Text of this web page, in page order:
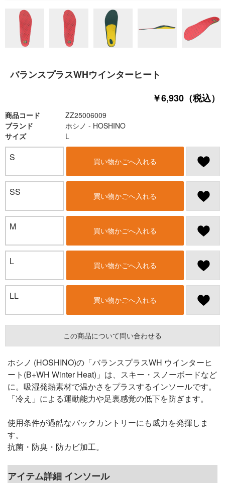
バランスプラスWHウインターヒート
￥6,930（税込）
商品コード
ZZ25006009
ブランド
ホシノ - HOSHINO
サイズ
L
S 買い物かごへ入れる
SS 買い物かごへ入れる
M 買い物かごへ入れる
L 買い物かごへ入れる
LL 買い物かごへ入れる
この商品について問い合わせる
ホシノ (HOSHINO)の「バランスプラスWH ウインターヒ
ート(B+WH Winter Heat)」は、スキー・スノーボードなど
に。吸湿発熱素材で温かさをプラスするインソールです。
「冷え」による運動能力や足裏感覚の低下を防ぎます。
使用条件が過酷なバックカントリーにも威力を発揮しま
す。
抗菌・防臭・防カビ加工。
アイテム詳細 インソール